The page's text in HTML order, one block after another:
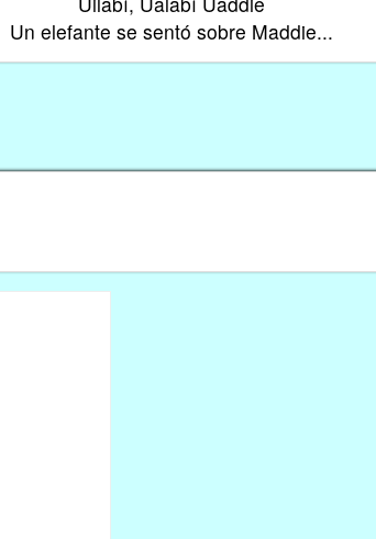
Un elefante se sentó sobre Maddie...